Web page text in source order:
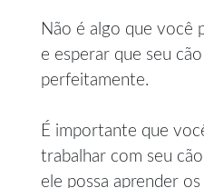
Não é algo que você
e esperar que seu
perfeitamente.
É importante que
trabalhar com seu
ele possa aprender